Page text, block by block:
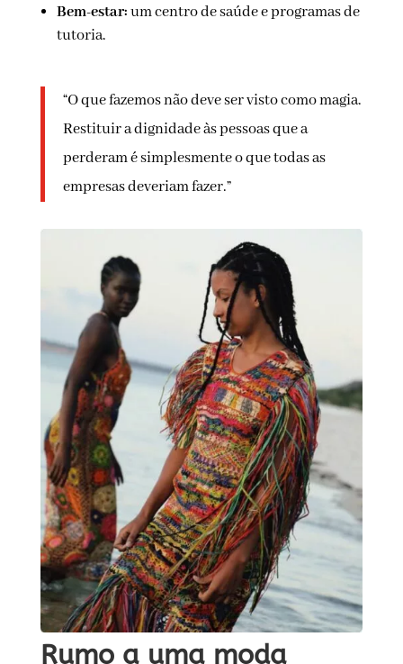
Bem-estar:um centro de saúde e programas de
tutoria.
“O que fazemos não deve ser visto como magia.
Restituir a dignidade às pessoas que a
perderam é simplesmente o que todas as
empresas deveriam fazer.”
Rumo a uma moda